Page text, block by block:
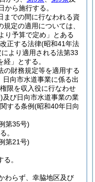
から施行する。
までの間に行なわれる資
規定の適用については、
り予算で定め」とある
正する法律(昭和41年法
より適用される法第33
」とする。
の財務規定等を適用する
、日向市水道事業に係る出
限を収入役に行なわせ
及び日向市水道事業の業
する条例(昭和40年日向
第35号)
。
第21号)
。
わらず、幸脇地区及び